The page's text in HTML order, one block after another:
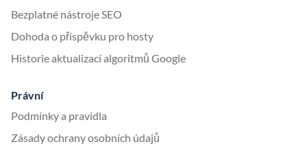
Bezplatné nástroje SEO
Dohoda o příspěvku pro hosty
Historie aktualizací algoritmů Google
Právní
Podmínky a pravidla
Zásady ochrany osobních údajů